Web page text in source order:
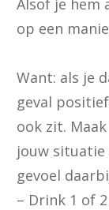
op een
Want: als je
geval
ook zit.
jouw situatie
gevoel
– Drink 1 of